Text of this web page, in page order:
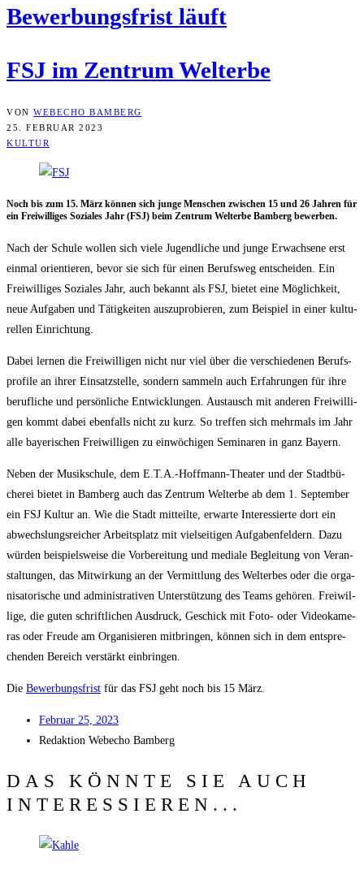
Bewer­bungs­frist läuft
FSJ im Zen­trum Welterbe
VON WEBECHO BAMBERG
25. FEBRUAR 2023
KULTUR
Noch bis zum 15. März kön­nen sich jun­ge Men­schen zwi­schen 15 und 26 Jah­ren für
ein Frei­wil­li­ges Sozia­les Jahr (FSJ) beim Zen­trum Welt­erbe Bam­berg bewerben.
Nach der Schu­le wol­len sich vie­le Jugend­li­che und jun­ge Erwach­se­ne erst
ein­mal ori­en­tie­ren, bevor sie sich für einen Berufs­weg ent­schei­den. Ein
Frei­wil­li­ges Sozia­les Jahr, auch bekannt als FSJ, bie­tet eine Mög­lich­keit,
neue Auf­ga­ben und Tätig­kei­ten aus­zu­pro­bie­ren, zum Bei­spiel in einer kul­tu­
rel­len Einrichtung.
Dabei ler­nen die Frei­wil­li­gen nicht nur viel über die ver­schie­de­nen Berufs­
pro­fi­le an ihrer Ein­satz­stel­le, son­dern sam­meln auch Erfah­run­gen für ihre
beruf­li­che und per­sön­li­che Ent­wick­lun­gen. Aus­tausch mit ande­ren Frei­wil­li­
gen kommt dabei eben­falls nicht zu kurz. So tref­fen sich mehr­mals im Jahr
alle baye­ri­schen Frei­wil­li­gen zu ein­wö­chi­gen Semi­na­ren in ganz Bayern.
Neben der Musik­schu­le, dem E.T.A.-Hoffmann-Theater und der Stadt­bü­
che­rei bie­tet in Bam­berg auch das Zen­trum Welt­erbe ab dem 1. Sep­tem­ber
ein FSJ Kul­tur an. Wie die Stadt mit­teil­te, erwar­te Inter­es­sier­te dort ein
abwechs­lungs­rei­cher Arbeits­platz mit viel­sei­ti­gen Auf­ga­ben­fel­dern. Dazu
wür­den bei­spiels­wei­se die Vor­be­rei­tung und media­le Beglei­tung von Ver­an­
stal­tun­gen, das Mit­wir­kung an der Ver­mitt­lung des Welt­erbes oder die orga­
ni­sa­to­ri­sche und admi­nis­tra­ti­ven Unter­stüt­zung des Teams gehö­ren. Frei­wil­
li­ge, die guten schrift­li­chen Aus­druck, Geschick mit Foto- oder Video­ka­me­
ras oder Freu­de am Orga­ni­sie­ren mit­brin­gen, kön­nen sich in dem ent­spre­
chen­den Bereich ver­stärkt einbringen.
Die Bewer­bungs­frist für das FSJ geht noch bis 15 März.
Febru­ar 25, 2023
Redak­ti­on Web­echo Bamberg
DAS KÖNNTE SIE AUCH
INTERESSIEREN...